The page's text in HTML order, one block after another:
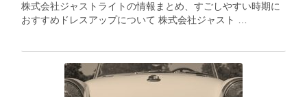
株式会社ジャストライトの情報まとめ、すごしやすい時期に
おすすめドレスアップについて 株式会社ジャスト …